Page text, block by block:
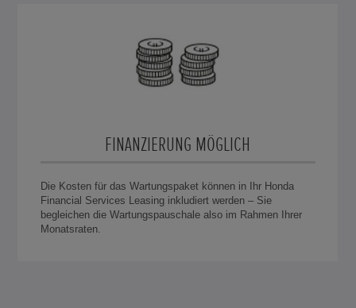
FINANZIERUNG MÖGLICH
Die Kosten für das Wartungspaket können in Ihr Honda
Financial Services Leasing inkludiert werden – Sie
begleichen die Wartungspauschale also im Rahmen Ihrer
Monatsraten.